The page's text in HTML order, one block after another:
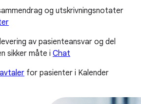
og utskrivningsnotater
av pasienteansvar og del
sikker måte i Chat
for pasienter i Kalender